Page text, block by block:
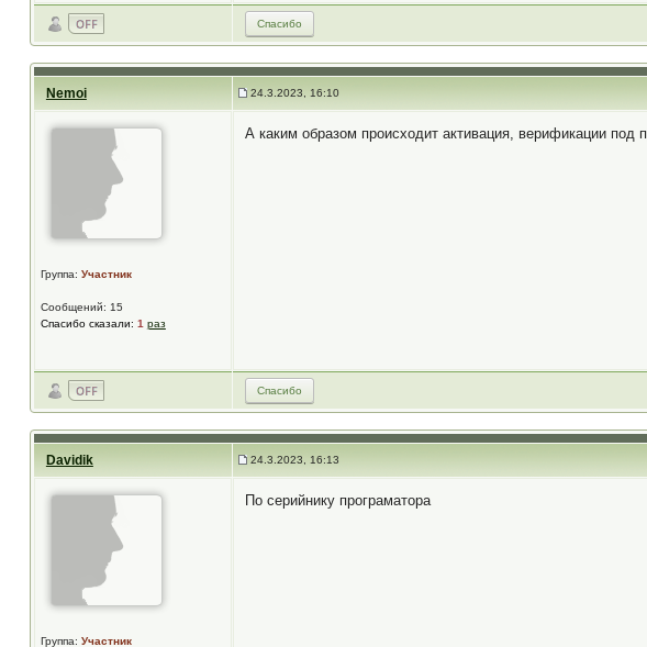
Спасибо
Nemoi 24.3.2023, 16:10
Группа: Участник
Сообщений: 15
Спасибо сказали: 1 раз
А каким образом происходит активация, верификации под
Спасибо
Davidik 24.3.2023, 16:13
Группа: Участник
По серийнику програматора